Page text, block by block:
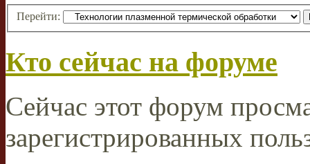
Перейти:
Кто сейчас на форуме
Сейчас этот форум
зарегистрированных